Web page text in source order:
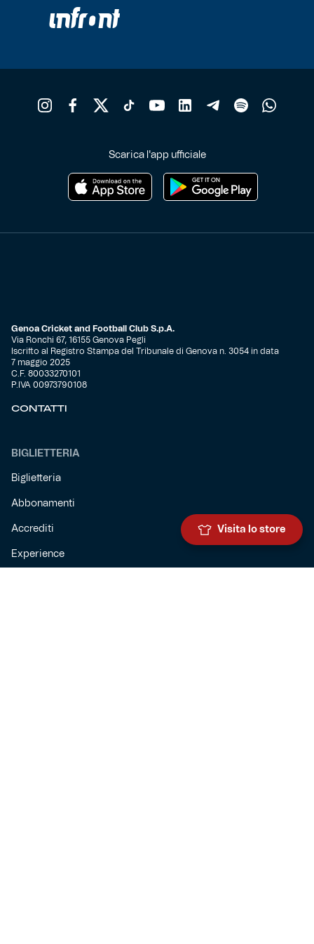
Scarica l'app ufficiale
Genoa Cricket and Football Club S.p.A.
Via Ronchi 67, 16155 Genova Pegli
Iscritto al Registro Stampa del Tribunale di Genova n. 3054 in data
7 maggio 2025
C.F. 80033270101
P.IVA 00973790108
CONTATTI
BIGLIETTERIA
Biglietteria
Abbonamenti
Accrediti
Experience
Visita lo store